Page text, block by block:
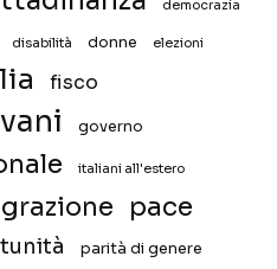
democrazia
disabilità donne elezioni
fisco
governo
italiani all'estero
pace
parità di genere